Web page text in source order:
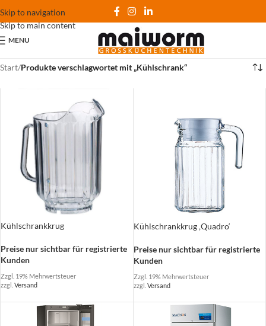
Skip to navigation
Skip to main content
MENU
Start/Produkte verschlagwortet mit „Kühlschrank“
Kühlschrankkrug
Preise nur sichtbar für registrierte
Kunden
Zzgl. 19% Mehrwertsteuer
zzgl. Versand
Kühlschrankkrug ‚Quadro‘
Preise nur sichtbar für registrierte
Kunden
Zzgl. 19% Mehrwertsteuer
zzgl. Versand